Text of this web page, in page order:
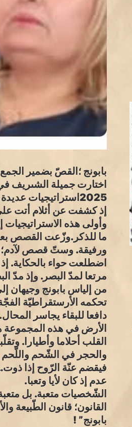
بابونج ؛القصّ بضمير الجمع
اختارت جميلة الشىريف
2025استراتيجيات
إذ كشفت عن أثلام أتت
وأولى هذه
ما للذكر.وزّعت القصص
ورفيقة. وستّ قصص لآدم؛
اضطلعت حواء بالحكاية.
مرتعا لمدّ البصر. وإذ مدّ
من إلياس بابونج
تحكمه الأرستقراطيّة
دافعا للبقاء يجاسر المحال.
الأرض في هذه المجموعة
القلب أحلاما وأطيارا.
والحجر في الشّحم
فيقضم عنّة الرّوح إذا
عدم إذ كان لأيا وتعبا.
الشّخصيات متعبة. بل
القانون؛ قانون الطّبيعة
بابونج” !